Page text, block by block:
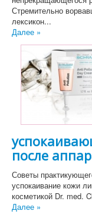
Стремительно
лексикон...
Далее »
после
Советы
успокаивание кожи
косметикой Dr. med.
Далее »